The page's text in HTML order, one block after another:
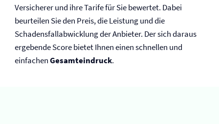
Versicherer und ihre Tarife für Sie bewertet. Dabei
beurteilen Sie den Preis, die Leistung und die
Schadensfallabwicklung der Anbieter. Der sich daraus
ergebende Score bietet Ihnen einen schnellen und
einfachenGesamteindruck.